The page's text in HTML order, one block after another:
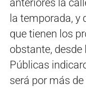
anteriores la
la temporada, y
que tienen los
obstante, desde
Públicas
será por más de